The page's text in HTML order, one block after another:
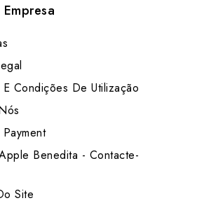
E Condições De Utilização
Benedita - Contacte-
Site